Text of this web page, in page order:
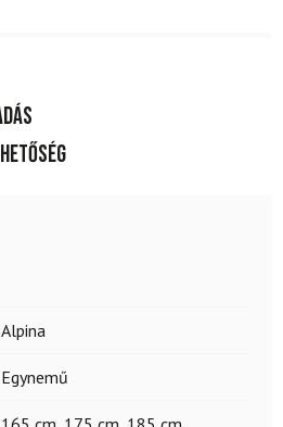
Alpina
Egynemű